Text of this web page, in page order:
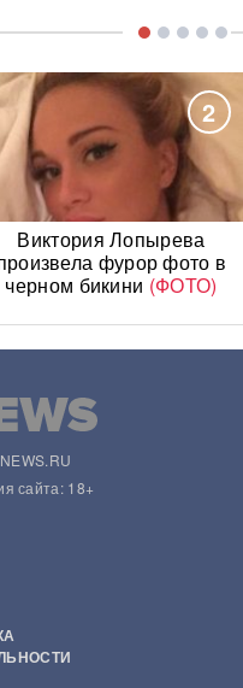
2
Виктория Лопырева
фурор фото в
черном бикини (ФОТО)
сайта: 18+